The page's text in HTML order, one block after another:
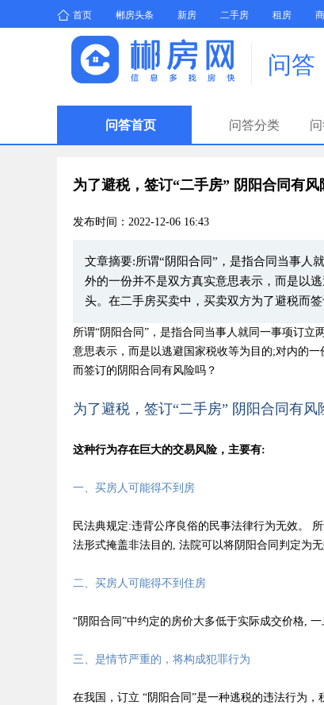
首页 郴房头条 新房 二手房 租房
问答
问答首页 问答分类
为了避税，签订“二手房” 阴阳合同有风
发布时间：2022-12-06 16:43
文章摘要:所谓“阴阳合同”，是指合同当事人
外的一份并不是双方真实意思表示，而是以
头。在二手房买卖中，买卖双方为了避税而
所谓“阴阳合同”，是指合同当事人就同一事项订
意思表示，而是以逃避国家税收等为目的;对内的
而签订的阴阳合同有风险吗？
为了避税，签订“二手房” 阴阳合同有风
这种行为存在巨大的交易风险，主要有:
一、买房人可能得不到房
民法典规定:违背公序良俗的民事法律行为无效。
法形式掩盖非法目的, 法院可以将阴阳合同判定为无
二、买房人可能得不到住房
“阴阳合同”中约定的房价大多低于实际成交价格,
三、是情节严重的，将构成犯罪行为
在我国，订立 “阴阳合同”是一种逃税的违法行为